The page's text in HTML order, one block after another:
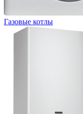
Газовые котлы